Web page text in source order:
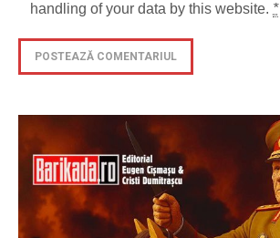
handling of your data by this website. *